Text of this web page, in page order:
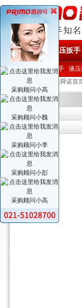
舜诺首页 液压扳手
产品直达 >>液压扳手 液压
您现在的位置:舜诺首
新闻资讯
舜诺新闻
行业资讯
采购顾问小高
采购顾问小魏
采购顾问小李
采购顾问小彭
采购顾问小高